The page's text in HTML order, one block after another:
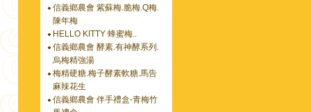
信義鄉農會 紫蘇梅.脆梅.Q梅.
陳年梅
HELLO KITTY 蜂蜜梅..
信義鄉農會 酵素.有神酵系列.
烏梅精強湯
梅精硬糖.梅子酵素軟糖.馬告
麻辣花生
信義鄉農會 伴手禮盒-青梅竹